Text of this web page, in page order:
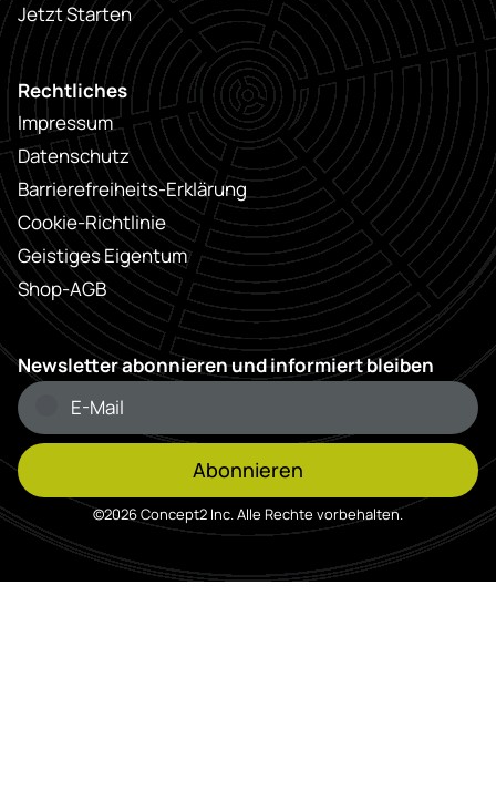
Jetzt Starten
Rechtliches
Impressum
Datenschutz
Barrierefreiheits-Erklärung
Cookie-Richtlinie
Geistiges Eigentum
Shop-AGB
Newsletter abonnieren und informiert bleiben
Abonnieren
©2026 Concept2 Inc. Alle Rechte vorbehalten.